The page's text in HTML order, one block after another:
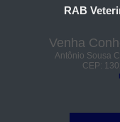
RAB
Venha
Antônio Sousa
CEP: